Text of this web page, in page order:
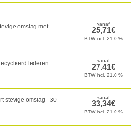
omslag met
lederen
stevige omslag - 30